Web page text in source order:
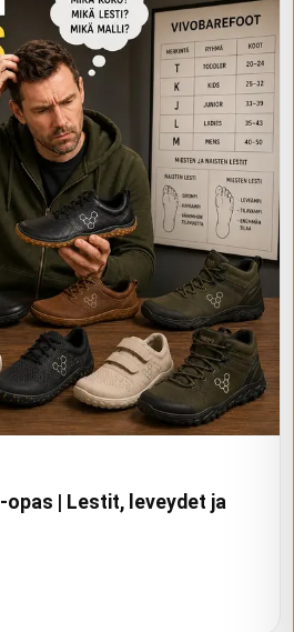
| Lestit, leveydet ja